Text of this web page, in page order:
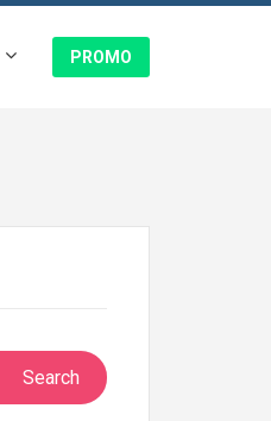
PROMO
Search